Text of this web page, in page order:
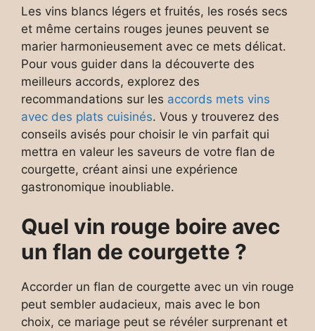
Les vins blancs légers et fruités, les rosés secs
et même certains rouges jeunes peuvent se
marier harmonieusement avec ce mets délicat.
Pour vous guider dans la découverte des
meilleurs accords, explorez des
recommandations sur les accords mets vins
avec des plats cuisinés. Vous y trouverez des
conseils avisés pour choisir le vin parfait qui
mettra en valeur les saveurs de votre flan de
courgette, créant ainsi une expérience
gastronomique inoubliable.
Quel vin rouge boire avec
un flan de courgette ?
Accorder un flan de courgette avec un vin rouge
peut sembler audacieux, mais avec le bon
choix, ce mariage peut se révéler surprenant et